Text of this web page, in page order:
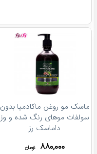
ماسک مو روغن ماکادمیا بدون
سولفات موهای رنگ شده و وز
داماسک رز
۸۸۰,۰۰۰ تومان